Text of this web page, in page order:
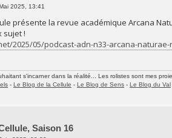
2025, 13:41
présente la revue académique Arcana
sujet !
2025/05/podcast-adn-n33-arcana-
s'incarner dans la réalité... Les rolistes sont mes
- Le Blog de la Cellule - Le Blog de Sens - Le Blog du Val
Saison 16